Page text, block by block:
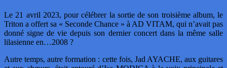
Le 21 avril 2023, pour célébrer la sortie de son troisième album, le
Triton a offert sa « Seconde Chance » à AD VITAM, qui n’avait pas
donné signe de vie depuis son dernier concert dans la même salle
lilasienne en…2008 ?
Autre temps, autre formation : cette fois, Jad AYACHE, aux guitares